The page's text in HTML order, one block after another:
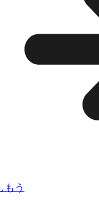
もう